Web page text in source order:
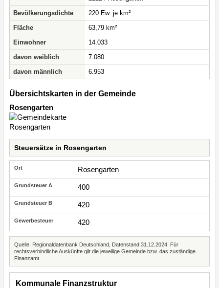
Bevölkerungsdichte
220 Ew. je km²
Fläche
63,79 km²
Einwohner
14.033
davon weiblich
7.080
davon männlich
6.953
Übersichtskarten in der Gemeinde
Rosengarten
Steuersätze in Rosengarten
Rosengarten
400
420
420
Quelle: Regionaldatenbank Deutschland, Datenstand 31.12.2024. Für
rechtsverbindliche Auskünfte gilt die jeweilige Gemeinde bzw. das zuständige
Finanzamt.
Kommunale Finanzstruktur